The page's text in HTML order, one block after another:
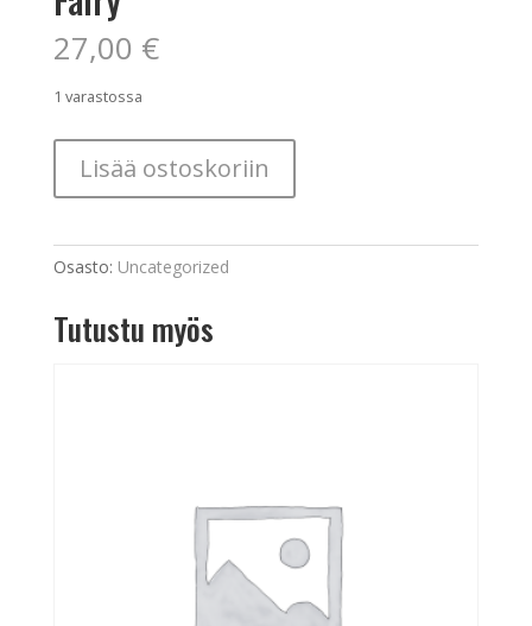
27,00 €
1 varastossa
määräLisää ostoskoriin
Osasto: Uncategorized
Tutustu myös